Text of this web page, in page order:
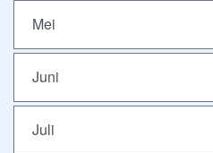
Mei
Juni
Juli